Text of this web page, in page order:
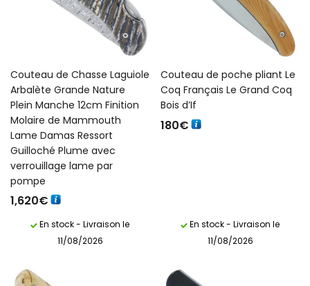
Couteau de Chasse Laguiole
Arbalète Grande Nature
Plein Manche 12cm Finition
Molaire de Mammouth
Lame Damas Ressort
Guilloché Plume avec
verrouillage lame par
pompe
1,620€
En stock - Livraison le
11/08/2026
Couteau de poche pliant Le
Coq Français Le Grand Coq
Bois d’If
180€
En stock - Livraison le
11/08/2026